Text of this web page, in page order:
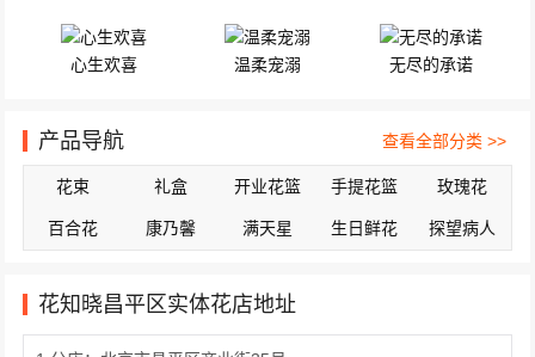
心生欢喜 温柔宠溺 无尽的承诺
产品导航 查看全部分类 >>
花束 礼盒 开业花篮 手提花篮 玫瑰花
百合花 康乃馨 满天星 生日鲜花 探望病人
花知晓昌平区实体花店地址